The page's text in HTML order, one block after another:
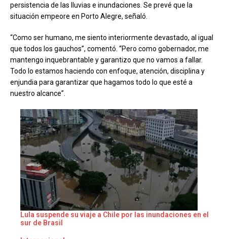
persistencia de las lluvias e inundaciones. Se prevé que la
situación empeore en Porto Alegre, señaló.
“Como ser humano, me siento interiormente devastado, al igual
que todos los gauchos”, comentó. “Pero como gobernador, me
mantengo inquebrantable y garantizo que no vamos a fallar.
Todo lo estamos haciendo con enfoque, atención, disciplina y
enjundia para garantizar que hagamos todo lo que esté a
nuestro alcance”.
Lula suspende su viaje a Chile por las inundaciones en el
sur de Brasil